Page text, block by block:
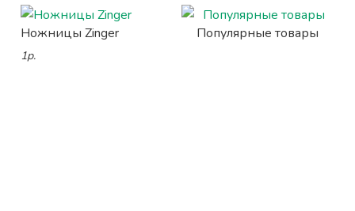
Ножницы Zinger
1р.
Популярные товары